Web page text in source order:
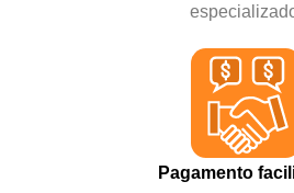
Pagamento